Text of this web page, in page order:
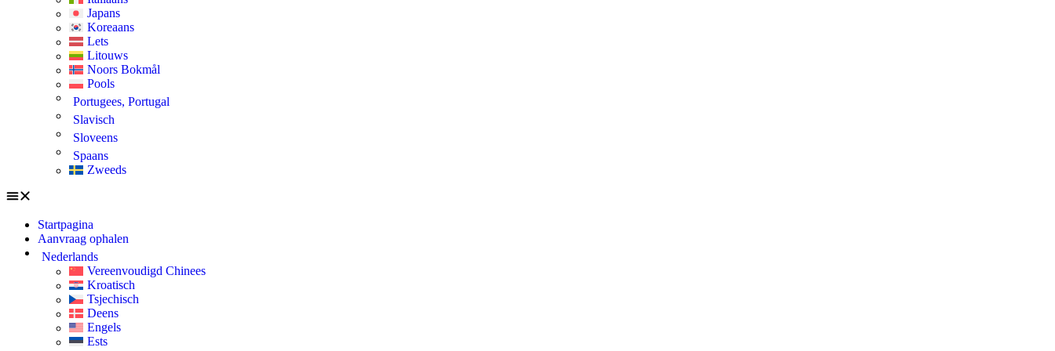
Japans
Koreaans
Lets
Litouws
Noors Bokmål
Pools
Portugees, Portugal
Slavisch
Sloveens
Spaans
Zweeds
Startpagina
Aanvraag ophalen
Nederlands
Vereenvoudigd Chinees
Kroatisch
Tsjechisch
Deens
Engels
Ests